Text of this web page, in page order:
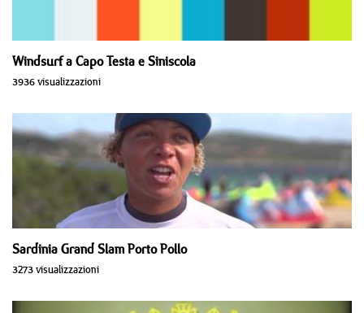
Windsurf a Capo Testa e Siniscola
3936 visualizzazioni
Sardinia Grand Slam Porto Pollo
3273 visualizzazioni